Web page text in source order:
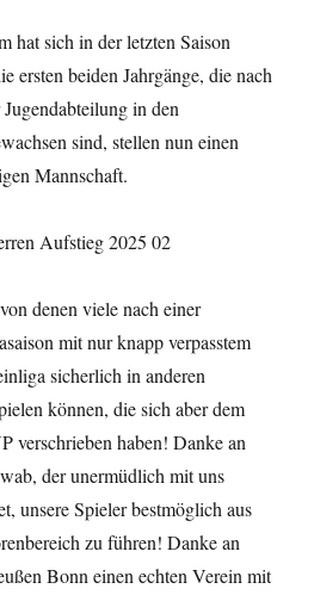
hat sich in der letzten Saison
ersten beiden Jahrgänge, die nach
in den
sind, stellen nun einen
Mannschaft.
denen viele nach einer
mit nur knapp verpasstem
sicherlich in anderen
können, die sich aber dem
verschrieben haben! Danke an
der unermüdlich mit uns
unsere Spieler bestmöglich aus
zu führen! Danke an
Bonn einen echten Verein mit